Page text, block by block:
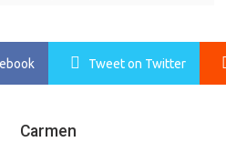
Tweeton Twitter
Carmen